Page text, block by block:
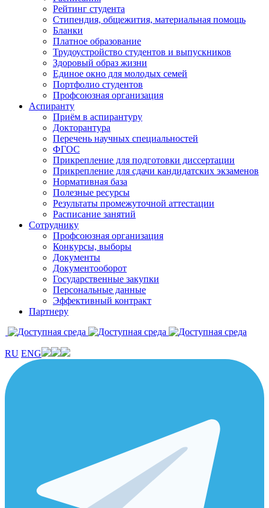
Рейтинг студента
Стипендия, общежития, материальная помощь
Бланки
Платное образование
Трудоустройство студентов и выпускников
Здоровый образ жизни
Единое окно для молодых семей
Портфолио студентов
Профсоюзная организация
Аспиранту
Приём в аспирантуру
Докторантура
Перечень научных специальностей
ФГОС
Прикрепление для подготовки диссертации
Прикрепление для сдачи кандидатских экзаменов
Нормативная база
Полезные ресурсы
Результаты промежуточной аттестации
Расписание занятий
Сотруднику
Профсоюзная организация
Конкурсы, выборы
Документы
Документооборот
Государственные закупки
Персональные данные
Эффективный контракт
Партнеру
RU ENG